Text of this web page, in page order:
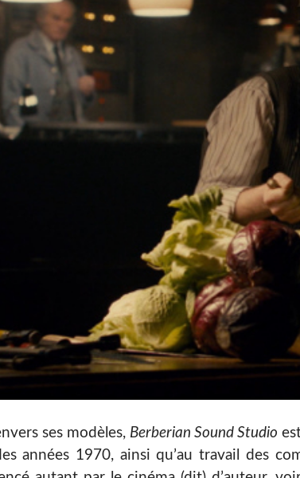
ses modèles, Berberian Sound Studio
années 1970, ainsi qu’au travail des